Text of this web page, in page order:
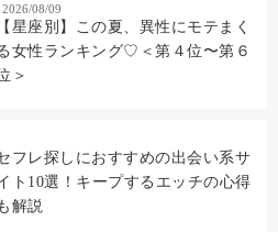
2026/08/09
【星座別】この夏、異性にモテまく
女性ランキング♡＜第４位〜第６
＞
フレ探しにおすすめの出会い系サ
ト10選！キープするエッチの心得
解説